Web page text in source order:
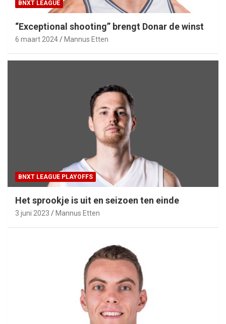
BNXT LEAGUE
“Exceptional shooting” brengt Donar de winst
6 maart 2024 Mannus Etten
BNXT LEAGUE PLAYOFFS
Het sprookje is uit en seizoen ten einde
3 juni 2023 Mannus Etten